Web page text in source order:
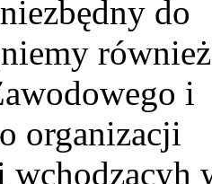
do
również
i
organizacji
wchodzącyh